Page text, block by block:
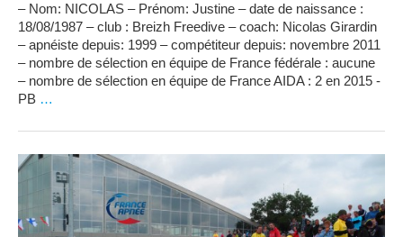
– Nom: NICOLAS – Prénom: Justine – date de naissance :
18/08/1987 – club : Breizh Freedive – coach: Nicolas Girardin
– apnéiste depuis: 1999 – compétiteur depuis: novembre 2011
– nombre de sélection en équipe de France fédérale : aucune
– nombre de sélection en équipe de France AIDA : 2 en 2015 -
PB …